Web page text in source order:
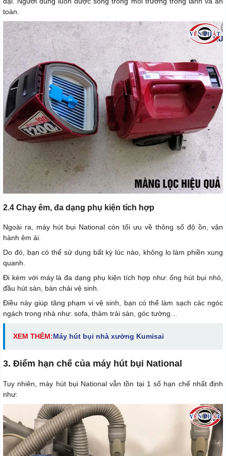
toàn.
2.4 Chạy êm, đa dạng phụ kiện tích hợp
Ngoài ra, máy hút bụi National còn tối ưu về thông số độ ồn, vận
hành êm ái.
Do đó, bạn có thể sử dụng bất kỳ lúc nào, không lo làm phiền xung
quanh.
Đi kèm với máy là đa dạng phụ kiện tích hợp như: ống hút bụi nhỏ,
đầu hút sàn, bàn chải vệ sinh.
Điều này giúp tăng phạm vi vệ sinh, bạn có thể làm sạch các ngóc
ngách trong nhà như: sofa, thảm trải sàn, góc tường…
XEM THÊM:Máy hút bụi nhà xưởng Kumisai
3. Điểm hạn chế của máy hút bụi National
Tuy nhiên, máy hút bụi National vẫn tồn tại 1 số hạn chế nhất định
như: